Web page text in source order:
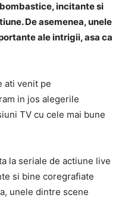
incitante si
De asemenea, unele
ale intrigii, asa ca
ati venit pe
in jos alegerile
TV cu cele mai bune
la seriale de actiune live
si bine coregrafiate
unele dintre scene